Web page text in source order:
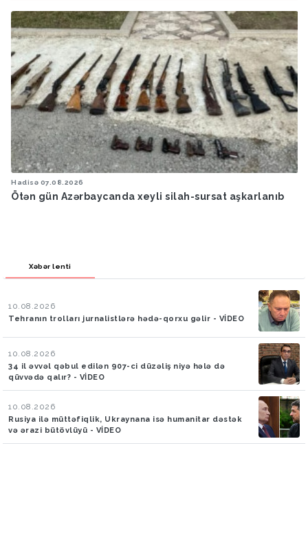
Hadisə 07.08.2026
Ötən gün Azərbaycanda xeyli silah-sursat aşkarlanıb
Xəbər lenti
10.08.2026
Tehranın trolları jurnalistlərə hədə-qorxu gəlir - VİDEO
10.08.2026
34 il əvvəl qəbul edilən 907-ci düzəliş niyə hələ də
qüvvədə qalır? - VİDEO
10.08.2026
Rusiya ilə müttəfiqlik, Ukraynana isə humanitar dəstək
və ərazi bütövlüyü - VİDEO